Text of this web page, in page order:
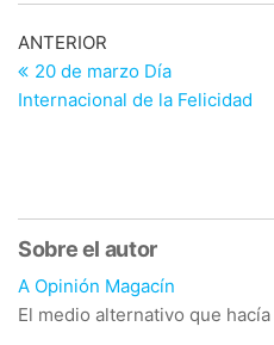
Navegación
de
Entrada
anterior
ANTERIOR
20 de marzo Día
Internacional de la Felicidad
Sobre el autor
A Opinión Magacín
El medio alternativo que